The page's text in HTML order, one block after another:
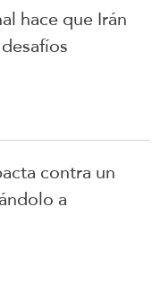
hace que Irán
contra un
a